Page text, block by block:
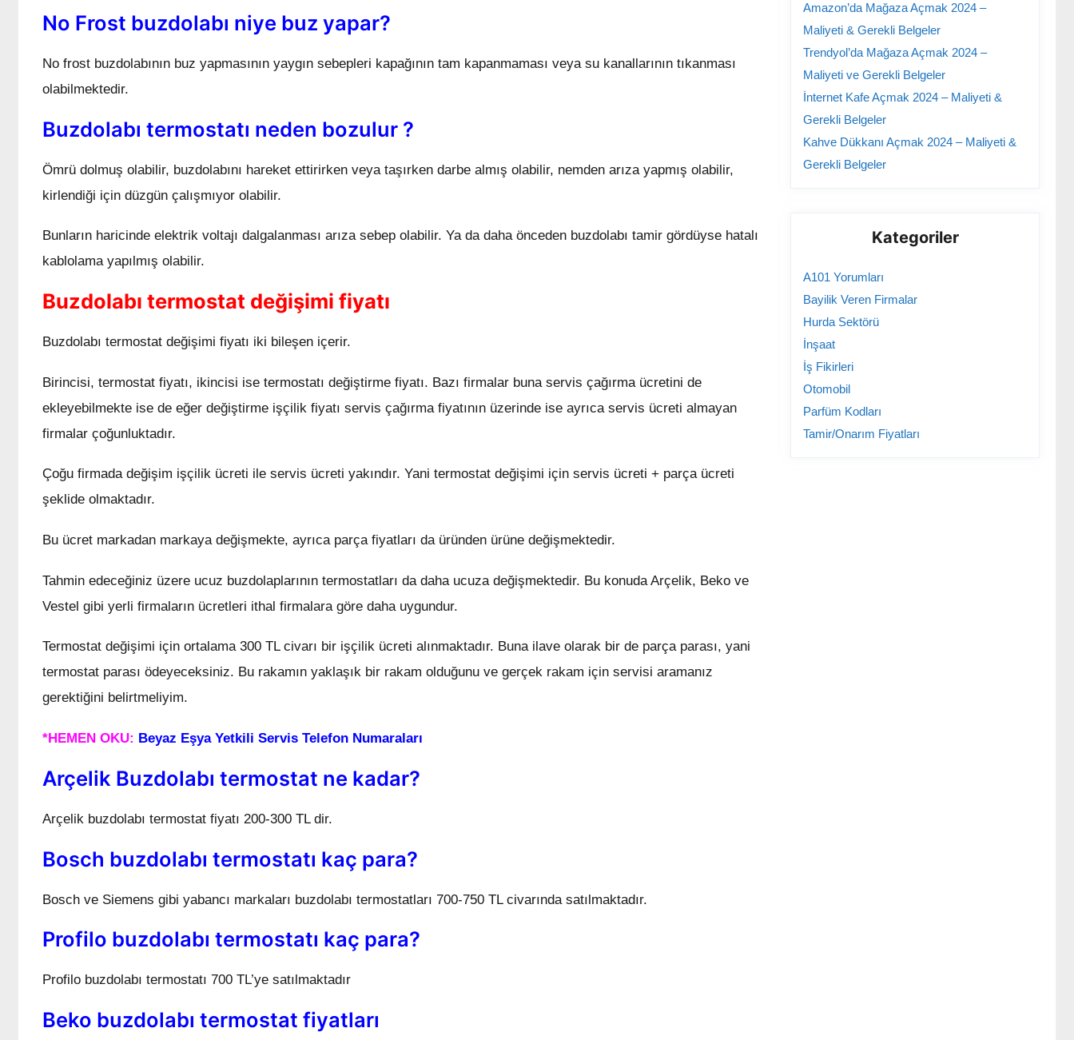
No Frost buzdolabı niye buz yapar?
No frost buzdolabının buz yapmasının yaygın sebepleri kapağının tam kapanmaması veya su kanallarının tıkanması
olabilmektedir.
Buzdolabı termostatı neden bozulur ?
Ömrü dolmuş olabilir, buzdolabını hareket ettirirken veya taşırken darbe almış olabilir, nemden arıza yapmış olabilir,
kirlendiği için düzgün çalışmıyor olabilir.
Bunların haricinde elektrik voltajı dalgalanması arıza sebep olabilir. Ya da daha önceden buzdolabı tamir gördüyse hatalı
kablolama yapılmış olabilir.
Buzdolabı termostat değişimi fiyatı
Buzdolabı termostat değişimi fiyatı iki bileşen içerir.
Birincisi, termostat fiyatı, ikincisi ise termostatı değiştirme fiyatı. Bazı firmalar buna servis çağırma ücretini de
ekleyebilmekte ise de eğer değiştirme işçilik fiyatı servis çağırma fiyatının üzerinde ise ayrıca servis ücreti almayan
firmalar çoğunluktadır.
Çoğu firmada değişim işçilik ücreti ile servis ücreti yakındır. Yani termostat değişimi için servis ücreti + parça ücreti
şeklide olmaktadır.
Bu ücret markadan markaya değişmekte, ayrıca parça fiyatları da üründen ürüne değişmektedir.
Tahmin edeceğiniz üzere ucuz buzdolaplarının termostatları da daha ucuza değişmektedir. Bu konuda Arçelik, Beko ve
Vestel gibi yerli firmaların ücretleri ithal firmalara göre daha uygundur.
Termostat değişimi için ortalama 300 TL civarı bir işçilik ücreti alınmaktadır. Buna ilave olarak bir de parça parası, yani
termostat parası ödeyeceksiniz. Bu rakamın yaklaşık bir rakam olduğunu ve gerçek rakam için servisi aramanız
gerektiğini belirtmeliyim.
*HEMEN OKU: Beyaz Eşya Yetkili Servis Telefon Numaraları
Arçelik Buzdolabı termostat ne kadar?
Arçelik buzdolabı termostat fiyatı 200-300 TL dir.
Bosch buzdolabı termostatı kaç para?
Bosch ve Siemens gibi yabancı markaları buzdolabı termostatları 700-750 TL civarında satılmaktadır.
Profilo buzdolabı termostatı kaç para?
Profilo buzdolabı termostatı 700 TL’ye satılmaktadır
Beko buzdolabı termostat fiyatları
Amazon’da Mağaza Açmak 2024 –
Maliyeti & Gerekli Belgeler
Trendyol’da Mağaza Açmak 2024 –
Maliyeti ve Gerekli Belgeler
İnternet Kafe Açmak 2024 – Maliyeti &
Gerekli Belgeler
Kahve Dükkanı Açmak 2024 – Maliyeti &
Gerekli Belgeler
Kategoriler
A101 Yorumları
Bayilik Veren Firmalar
Hurda Sektörü
İnşaat
İş Fikirleri
Otomobil
Parfüm Kodları
Tamir/Onarım Fiyatları